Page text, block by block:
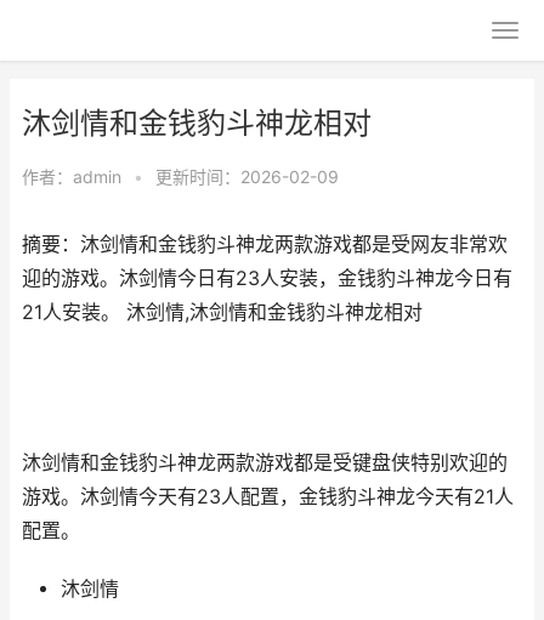
沐剑情和金钱豹斗神龙相对
作者： admin • 更新时间：2026-02-09
摘要：沐剑情和金钱豹斗神龙两款游戏都是受网友非常欢
迎的游戏。沐剑情今日有23人安装，金钱豹斗神龙今日有
21人安装。 沐剑情,沐剑情和金钱豹斗神龙相对
沐剑情和金钱豹斗神龙两款游戏都是受键盘侠特别欢迎的
游戏。沐剑情今天有23人配置，金钱豹斗神龙今天有21人
配置。
沐剑情